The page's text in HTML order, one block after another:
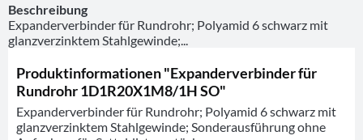
Beschreibung
Expanderverbinder für Rundrohr; Polyamid 6 schwarz mit
glanzverzinktem Stahlgewinde;...
Produktinformationen "Expanderverbinder für
Rundrohr 1D1R20X1M8/1H SO"
Expanderverbinder für Rundrohr; Polyamid 6 schwarz mit
glanzverzinktem Stahlgewinde; Sonderausführung ohne